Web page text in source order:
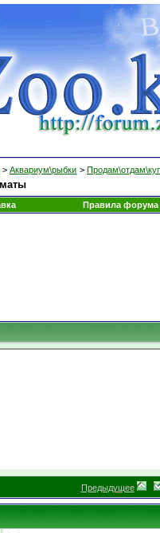
> Аквариум\рыбки >
Правила форума
Предыдущее